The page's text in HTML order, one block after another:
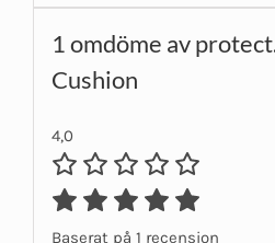
1 omdöme av
Cushion
4,0
Baserat på 1 recension